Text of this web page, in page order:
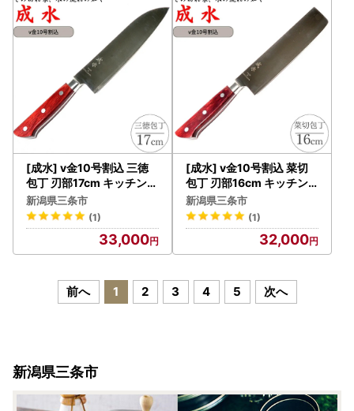
[成水] v金10号割込 三徳
包丁 刃部17cm キッチンツ
ール 調理器具 料理包丁 【
030S083】
新潟県三条市
(1)
33,000
[成水] v金10号割込 菜切
包丁 刃部16cm キッチン
ツール 調理器具 料理包丁
【028S032】
新潟県三条市
(1)
32,000
前へ 1 2 3 4 5 次へ
新潟県三条市